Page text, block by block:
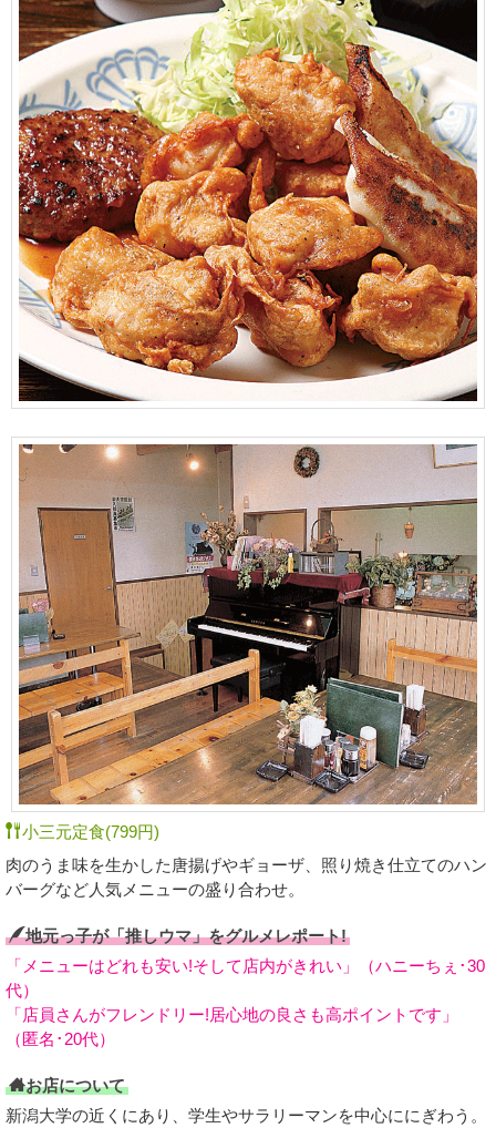
小三元定食(799円)
肉のうま味を生かした唐揚げやギョーザ、照り焼き仕立てのハン
バーグなど人気メニューの盛り合わせ。
地元っ子が「推しウマ」をグルメレポート!
「メニューはどれも安い!そして店内がきれい」（ハニーちぇ･30
代）
「店員さんがフレンドリー!居心地の良さも高ポイントです」
（匿名･20代）
お店について
新潟大学の近くにあり、学生やサラリーマンを中心ににぎわう。